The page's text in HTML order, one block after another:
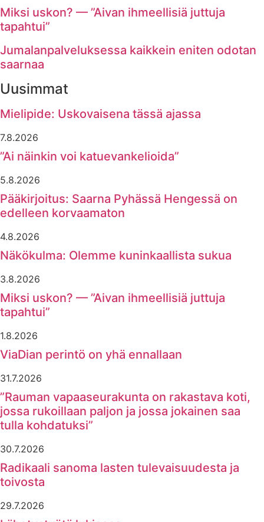
Miksi uskon? — ”Aivan ihmeellisiä juttuja
tapahtui”
Jumalanpalveluksessa kaikkein eniten odotan
saarnaa
Uusimmat
Mielipide: Uskovaisena tässä ajassa
7.8.2026
”Ai näinkin voi katuevankelioida”
5.8.2026
Pääkirjoitus: Saarna Pyhässä Hengessä on
edelleen korvaamaton
4.8.2026
Näkökulma: Olemme kuninkaallista sukua
3.8.2026
Miksi uskon? — ”Aivan ihmeellisiä juttuja
tapahtui”
1.8.2026
ViaDian perintö on yhä ennallaan
31.7.2026
”Rauman vapaaseurakunta on rakastava koti,
jossa rukoillaan paljon ja jossa jokainen saa
tulla kohdatuksi”
30.7.2026
Radikaali sanoma lasten tulevaisuudesta ja
toivosta
29.7.2026